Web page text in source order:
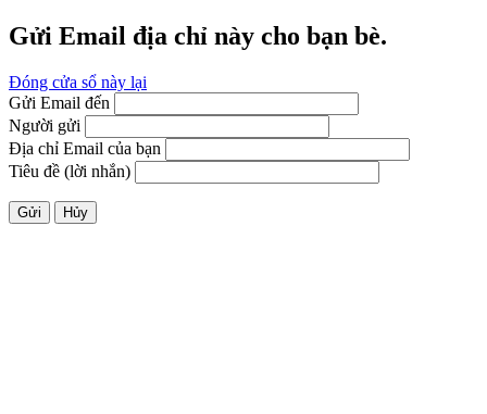
Gửi Email địa chỉ này cho bạn bè.
Đóng cửa sổ này lại
Gửi Email đến
Người gửi
Địa chỉ Email của bạn
Tiêu đề (lời nhắn)
Gửi Hủy